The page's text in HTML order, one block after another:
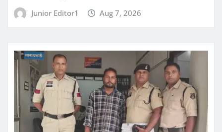
Junior Editor1 Aug 7, 2026